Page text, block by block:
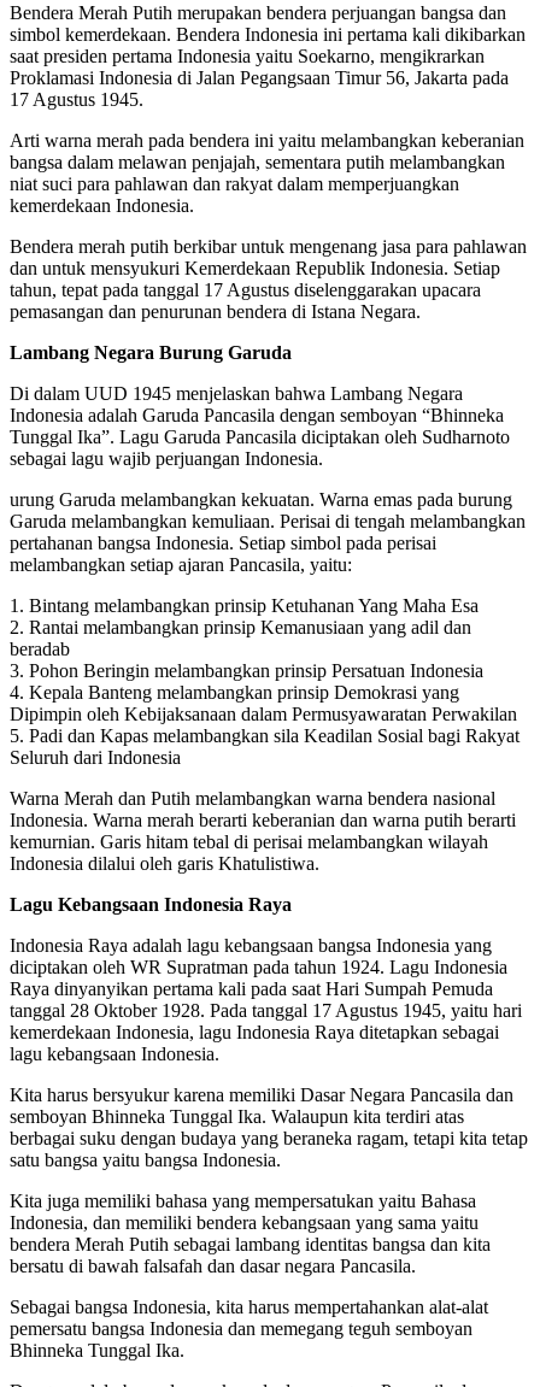
Bendera Merah Putih merupakan bendera perjuangan bangsa dan
simbol kemerdekaan. Bendera Indonesia ini pertama kali dikibarkan
saat presiden pertama Indonesia yaitu Soekarno, mengikrarkan
Proklamasi Indonesia di Jalan Pegangsaan Timur 56, Jakarta pada
17 Agustus 1945.
Arti warna merah pada bendera ini yaitu melambangkan keberanian
bangsa dalam melawan penjajah, sementara putih melambangkan
niat suci para pahlawan dan rakyat dalam memperjuangkan
kemerdekaan Indonesia.
Bendera merah putih berkibar untuk mengenang jasa para pahlawan
dan untuk mensyukuri Kemerdekaan Republik Indonesia. Setiap
tahun, tepat pada tanggal 17 Agustus diselenggarakan upacara
pemasangan dan penurunan bendera di Istana Negara.
Lambang Negara Burung Garuda
Di dalam UUD 1945 menjelaskan bahwa Lambang Negara
Indonesia adalah Garuda Pancasila dengan semboyan “Bhinneka
Tunggal Ika”. Lagu Garuda Pancasila diciptakan oleh Sudharnoto
sebagai lagu wajib perjuangan Indonesia.
urung Garuda melambangkan kekuatan. Warna emas pada burung
Garuda melambangkan kemuliaan. Perisai di tengah melambangkan
pertahanan bangsa Indonesia. Setiap simbol pada perisai
melambangkan setiap ajaran Pancasila, yaitu:
1. Bintang melambangkan prinsip Ketuhanan Yang Maha Esa
2. Rantai melambangkan prinsip Kemanusiaan yang adil dan
beradab
3. Pohon Beringin melambangkan prinsip Persatuan Indonesia
4. Kepala Banteng melambangkan prinsip Demokrasi yang
Dipimpin oleh Kebijaksanaan dalam Permusyawaratan Perwakilan
5. Padi dan Kapas melambangkan sila Keadilan Sosial bagi Rakyat
Seluruh dari Indonesia
Warna Merah dan Putih melambangkan warna bendera nasional
Indonesia. Warna merah berarti keberanian dan warna putih berarti
kemurnian. Garis hitam tebal di perisai melambangkan wilayah
Indonesia dilalui oleh garis Khatulistiwa.
Lagu Kebangsaan Indonesia Raya
Indonesia Raya adalah lagu kebangsaan bangsa Indonesia yang
diciptakan oleh WR Supratman pada tahun 1924. Lagu Indonesia
Raya dinyanyikan pertama kali pada saat Hari Sumpah Pemuda
tanggal 28 Oktober 1928. Pada tanggal 17 Agustus 1945, yaitu hari
kemerdekaan Indonesia, lagu Indonesia Raya ditetapkan sebagai
lagu kebangsaan Indonesia.
Kita harus bersyukur karena memiliki Dasar Negara Pancasila dan
semboyan Bhinneka Tunggal Ika. Walaupun kita terdiri atas
berbagai suku dengan budaya yang beraneka ragam, tetapi kita tetap
satu bangsa yaitu bangsa Indonesia.
Kita juga memiliki bahasa yang mempersatukan yaitu Bahasa
Indonesia, dan memiliki bendera kebangsaan yang sama yaitu
bendera Merah Putih sebagai lambang identitas bangsa dan kita
bersatu di bawah falsafah dan dasar negara Pancasila.
Sebagai bangsa Indonesia, kita harus mempertahankan alat-alat
pemersatu bangsa Indonesia dan memegang teguh semboyan
Bhinneka Tunggal Ika.